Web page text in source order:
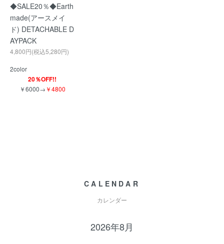
◆SALE20％◆Earth
made(アースメイ
ド) DETACHABLE D
AYPACK
4,800円(税込5,280円)
2color
20％OFF!!
￥6000→ ￥4800
CALENDAR
カレンダー
2026年8月